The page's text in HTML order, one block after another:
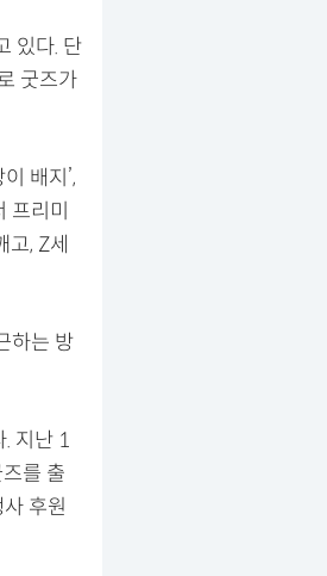
있다. 단
굿즈가
배지’,
프리미
, Z세
하는 방
지난 1
를 출
후원